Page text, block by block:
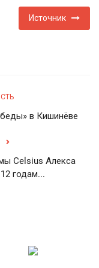
Источник
в Кишинёве
Celsius Алекса
годам...